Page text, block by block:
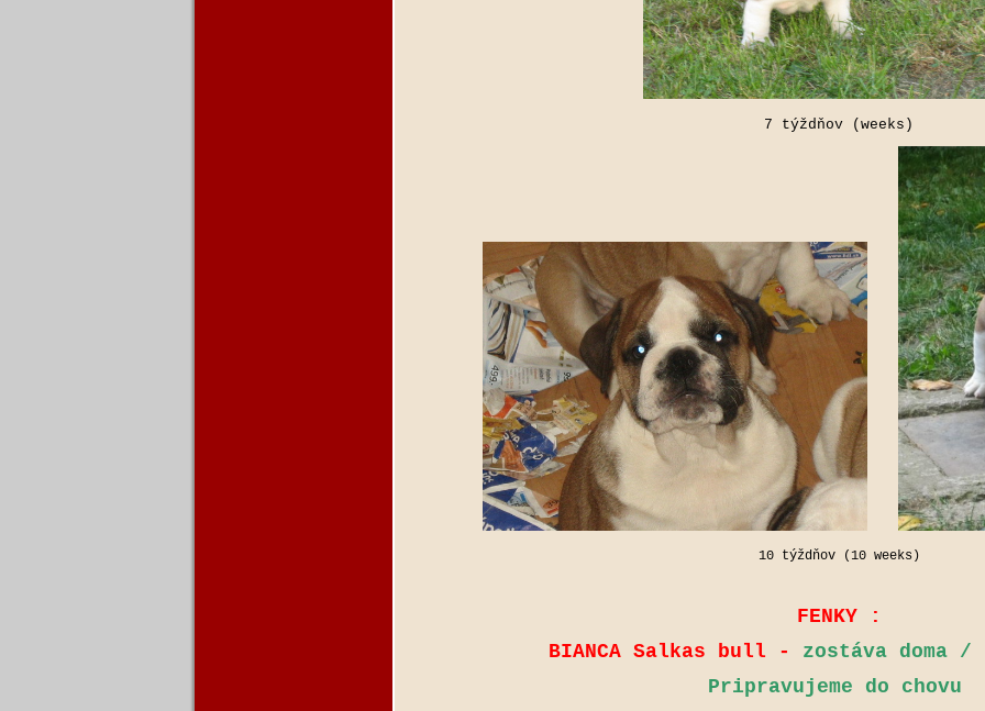
7 týždňov (weeks)
10 týždňov (10 weeks)
FENKY :
BIANCA Salkas bull -
zostáva doma /
Pripravujeme do chovu